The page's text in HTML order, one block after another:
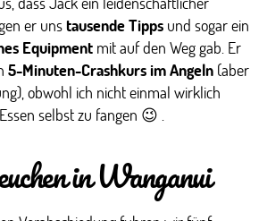
er unstausende Tipps und sogar ein
Equipment mit auf den Weg gab. Er
5-Minuten-Crashkurs im Angeln (aber
obwohl ich nicht einmal wirklich
selbst zu fangen 😉 .
in Wanganui